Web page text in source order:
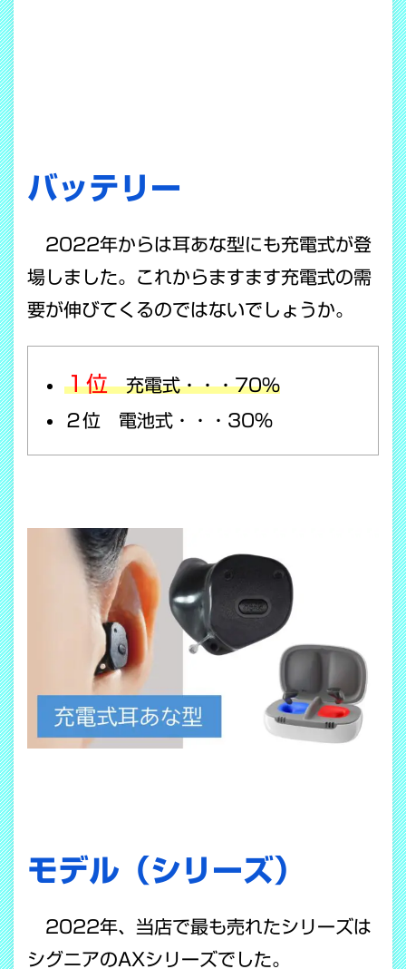
バッテリー
2022年からは耳あな型にも充電式が登
場しました。これからますます充電式の需
要が伸びてくるのではないでしょうか。
１位充電式・・・70％
２位 電池式・・・30％
モデル（シリーズ）
2022年、当店で最も売れたシリーズは
シグニアのAXシリーズでした。